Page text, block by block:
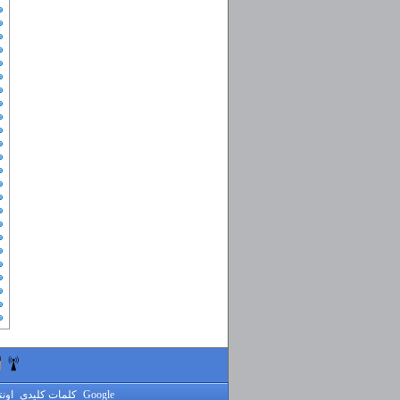
Google کلمات کلیدی